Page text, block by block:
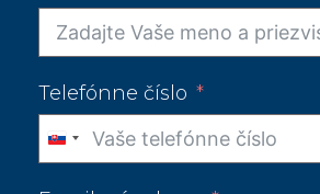
Telefónne číslo
Slovakia